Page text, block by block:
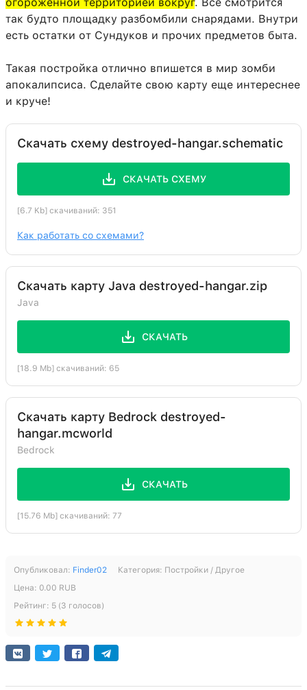
Жёлтая керамика 159:4 5
Белый тюльпан 38:6
Розовый тюльпан
Лампа (вкл.)
Двойная каменнокирпичная
Двойная кварцевая плита 43:7
Сундук
Красный тюльпан
Кварцевые ступени 156:0 2
69:0
Поршень
Головка поршня 34:0 1
так будто площадку разбомбили снарядами. Внутри
есть остатки от Сундуков и прочих предметов быта.
Такая постройка отлично впишется в мир зомби
апокалипсиса. Сделайте свою карту еще интереснее
и круче!
Скачать схему destroyed-hangar.schematic
СКАЧАТЬ СХЕМУ
[6.7 Kb] скачиваний: 351
Как работать со схемами?
Скачать карту Java destroyed-hangar.zip
Java
СКАЧАТЬ
[18.9 Mb] скачиваний: 65
Скачать карту Bedrock destroyed-
hangar.mcworld
Bedrock
СКАЧАТЬ
[15.76 Mb] скачиваний: 77
Опубликовал: Finder02 Категория: Постройки / Другое
Цена: 0.00 RUB
Рейтинг: 5 (3 голосов)